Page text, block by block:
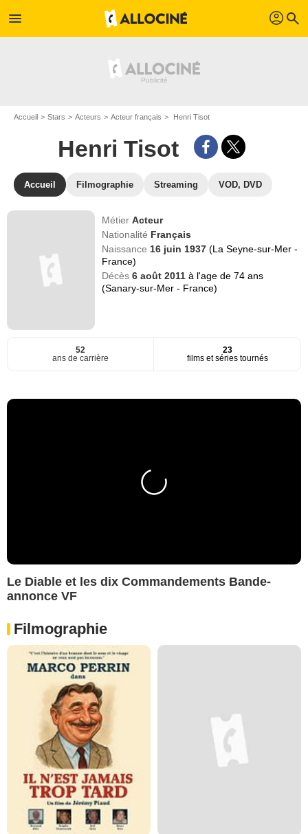
menu profil search
Accueil Stars Acteurs Acteur français Henri Tisot
Henri Tisot
Accueil Filmographie Streaming VOD, DVD
MétierActeur
Nationalité Français
Naissance 16 juin 1937(La Seyne-sur-Mer -
France)
Décès6 août 2011à l'age de 74 ans
(Sanary-sur-Mer - France)
52
ans de carrière
23
films et séries tournés
Le Diable et les dix Commandements Bande-
annonce VF
Filmographie